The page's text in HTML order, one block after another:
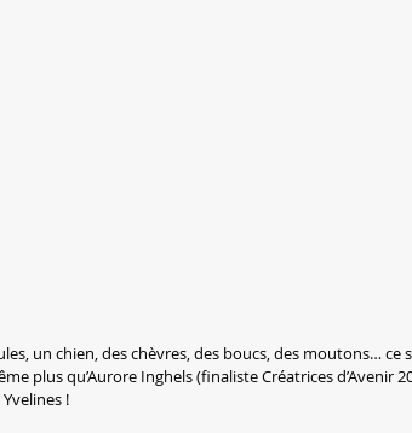
un chien, des chèvres, des boucs, des moutons… ce
plus qu’Aurore Inghels (finaliste Créatrices d’Avenir
!